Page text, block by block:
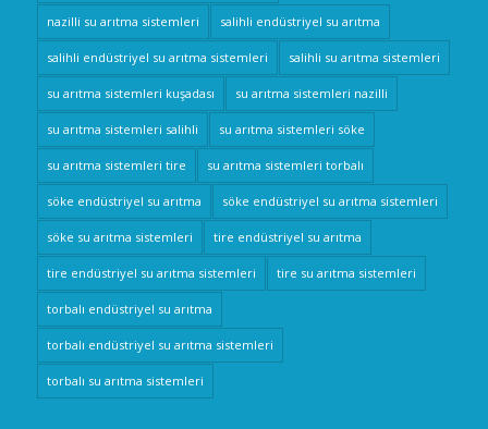
nazilli su arıtma sistemleri salihli endüstriyel su arıtma
salihli endüstriyel su arıtma sistemleri salihli su arıtma sistemleri
su arıtma sistemleri kuşadası su arıtma sistemleri nazilli
su arıtma sistemleri salihli su arıtma sistemleri söke
su arıtma sistemleri tire su arıtma sistemleri torbalı
söke endüstriyel su arıtma söke endüstriyel su arıtma sistemleri
söke su arıtma sistemleri tire endüstriyel su arıtma
tire endüstriyel su arıtma sistemleri tire su arıtma sistemleri
torbalı endüstriyel su arıtma
torbalı endüstriyel su arıtma sistemleri
torbalı su arıtma sistemleri